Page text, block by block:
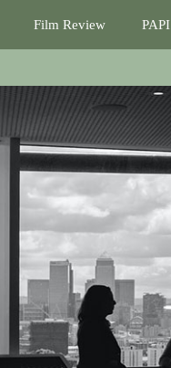
Film Review PAPI